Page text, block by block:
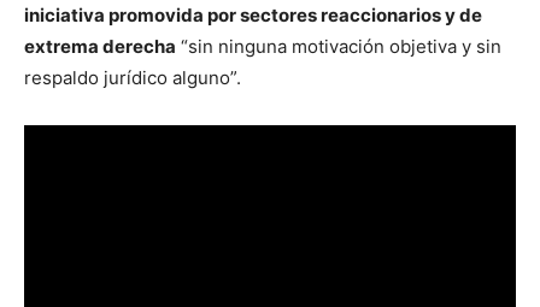
iniciativa promovida por sectores reaccionarios y de
extrema derecha “sin ninguna motivación objetiva y sin
respaldo jurídico alguno”.